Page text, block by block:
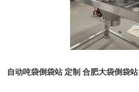
自动吨袋倒袋站 定制 合肥大袋倒袋站